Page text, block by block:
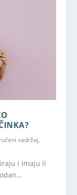
sadržaj,
i imaju li